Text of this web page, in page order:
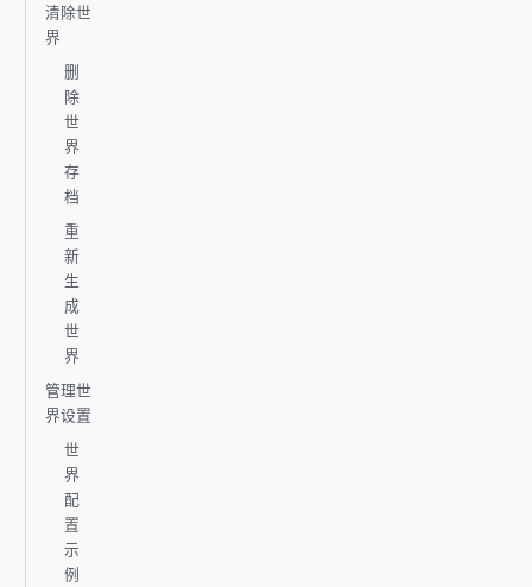
清除世
界
删
除
世
界
存
档
重
新
生
成
世
界
管理世
界设置
世
界
配
置
示
例